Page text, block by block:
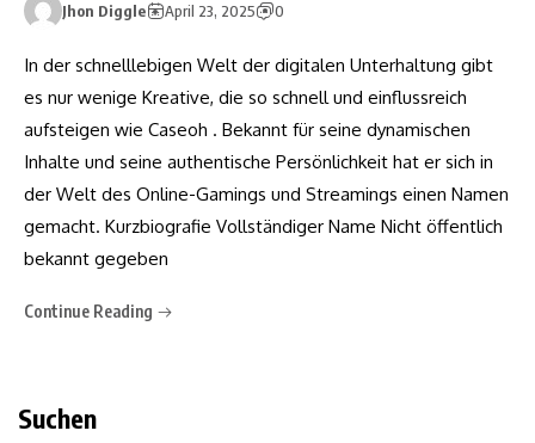
Jhon Diggle April 23, 2025 0
In der schnelllebigen Welt der digitalen Unterhaltung gibt
es nur wenige Kreative, die so schnell und einflussreich
aufsteigen wie Caseoh . Bekannt für seine dynamischen
Inhalte und seine authentische Persönlichkeit hat er sich in
der Welt des Online-Gamings und Streamings einen Namen
gemacht. Kurzbiografie Vollständiger Name Nicht öffentlich
bekannt gegeben
Continue Reading
Suchen